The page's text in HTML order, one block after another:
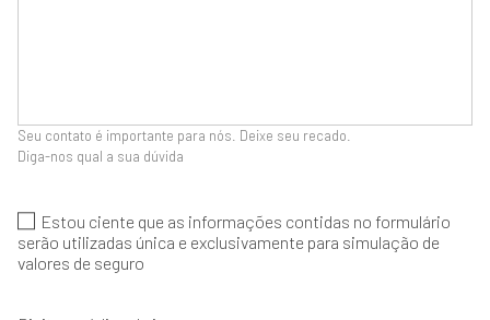
Seu contato é importante para nós. Deixe seu recado.
Diga-nos qual a sua dúvida
Estou ciente que as informações contidas no formulário
serão utilizadas única e exclusivamente para simulação de
valores de seguro